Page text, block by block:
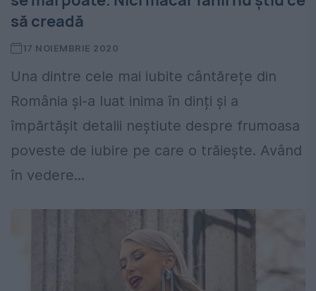
să creadă
17 NOIEMBRIE 2020
Una dintre cele mai iubite cântărețe din
România și-a luat inima în dinți și a
împărtășit detalii neștiute despre frumoasa
poveste de iubire pe care o trăiește. Având
în vedere...